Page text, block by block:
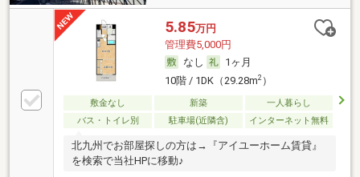
5.85万円
管理費5,000円
なし
1ヶ月
10階 / 1DK（29.28m2）
敷金なし 新築
一人暮らし
バス・トイレ別
駐車場(近隣含) インターネット無料
北九州でお部屋探しの方は→『アイユーホーム賃貸』
を検索で当社HPに移動♪